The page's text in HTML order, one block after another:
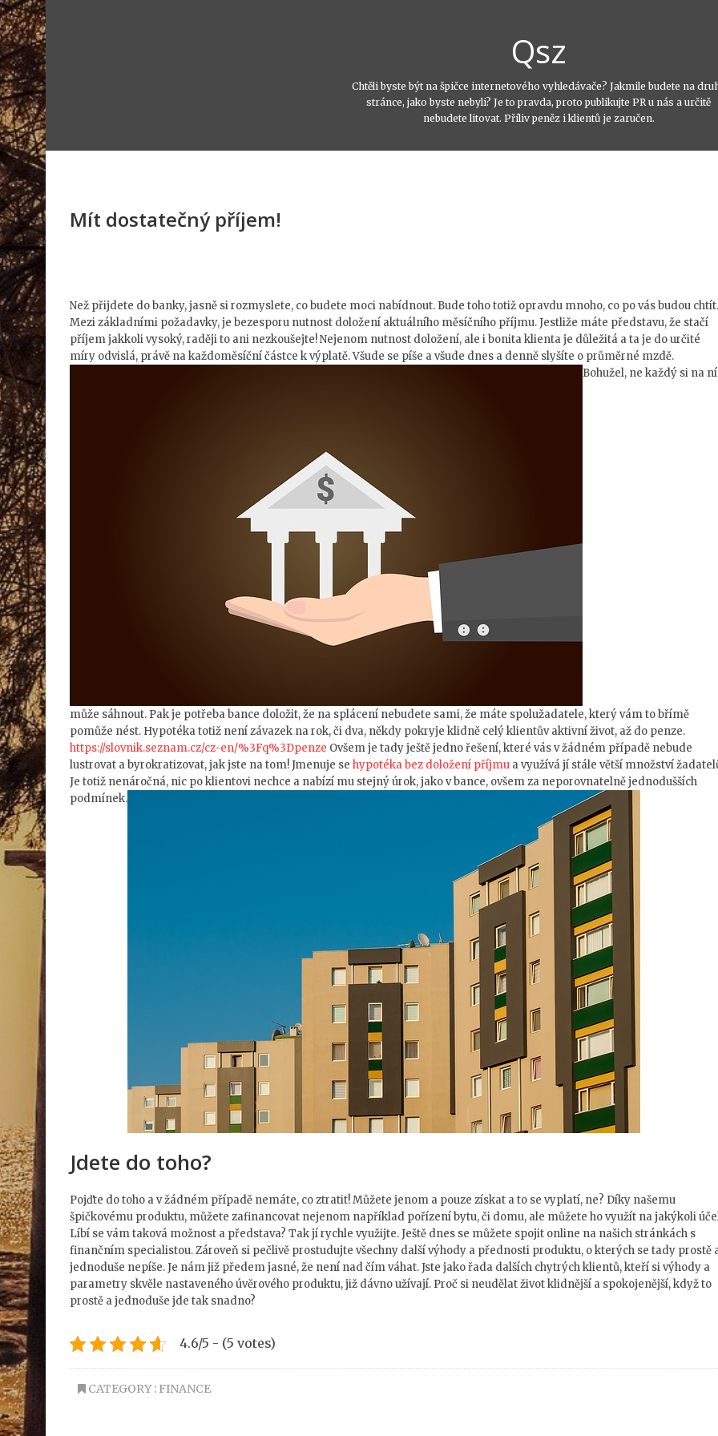
Qsz
Chtěli byste být na špičce internetového vyhledávače? Jakmile budete na
stránce, jako byste nebyli? Je to pravda, proto publikujte PR u nás a určitě
nebudete litovat. Příliv peněz i klientů je zaručen.
Mít dostatečný příjem!
Než přijdete do banky, jasně si rozmyslete, co budete moci nabídnout. Bude toho totiž opravdu mnoho, co po vás budou chtít.
Mezi základními požadavky, je bezesporu nutnost doložení aktuálního měsíčního příjmu. Jestliže máte představu, že stačí
příjem jakkoli vysoký, raději to ani nezkoušejte! Nejenom nutnost doložení, ale i bonita klienta je důležitá a ta je do určité
míry odvislá, právě na každoměsíční částce k výplatě. Všude se píše a všude dnes a denně slyšíte o průměrné mzdě.
Bohužel, ne každý si na ní
může sáhnout. Pak je potřeba bance doložit, že na splácení nebudete sami, že máte spolužadatele, který vám to břímě
pomůže nést. Hypotéka totiž není závazek na rok, či dva, někdy pokryje klidně celý klientův aktivní život, až do penze.
https://slovnik.seznam.cz/cz-en/%3Fq%3Dpenze Ovšem je tady ještě jedno řešení, které vás v žádném případě nebude
lustrovat a byrokratizovat, jak jste na tom! Jmenuje se hypotéka bez doložení příjmu a využívá jí stále větší množství
Je totiž nenáročná, nic po klientovi nechce a nabízí mu stejný úrok, jako v bance, ovšem za neporovnatelně jednodušších
podmínek.
Jdete do toho?
Pojďte do toho a v žádném případě nemáte, co ztratit! Můžete jenom a pouze získat a to se vyplatí, ne? Díky našemu
špičkovému produktu, můžete zafinancovat nejenom například pořízení bytu, či domu, ale můžete ho využít na jakýkoli
Líbí se vám taková možnost a představa? Tak jí rychle využijte. Ještě dnes se můžete spojit online na našich stránkách s
finančním specialistou. Zároveň si pečlivě prostudujte všechny další výhody a přednosti produktu, o kterých se tady prostě
jednoduše nepíše. Je nám již předem jasné, že není nad čím váhat. Jste jako řada dalších chytrých klientů, kteří si výhody a
parametry skvěle nastaveného úvěrového produktu, již dávno užívají. Proč si neudělat život klidnější a spokojenější, když to
prostě a jednoduše jde tak snadno?
4.6/5 - (5 votes)
CATEGORY : FINANCE